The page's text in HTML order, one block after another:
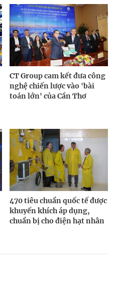
CT Group cam kết đưa công
nghệ chiến lược vào 'bài
toán lớn' của Cần Thơ
470 tiêu chuẩn quốc tế được
khuyến khích áp dụng,
chuẩn bị cho điện hạt nhân